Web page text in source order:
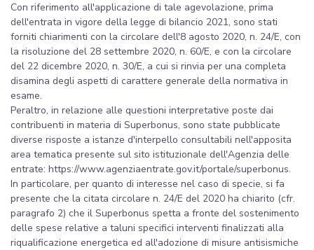
Con riferimento all'applicazione di tale agevolazione, prima
dell'entrata in vigore della legge di bilancio 2021, sono stati
forniti chiarimenti con la circolare dell'8 agosto 2020, n. 24/E, con
la risoluzione del 28 settembre 2020, n. 60/E, e con la circolare
del 22 dicembre 2020, n. 30/E, a cui si rinvia per una completa
disamina degli aspetti di carattere generale della normativa in
esame.
Peraltro, in relazione alle questioni interpretative poste dai
contribuenti in materia di Superbonus, sono state pubblicate
diverse risposte a istanze d'interpello consultabili nell'apposita
area tematica presente sul sito istituzionale dell'Agenzia delle
entrate: https://www.agenziaentrate.gov.it/portale/superbonus.
In particolare, per quanto di interesse nel caso di specie, si fa
presente che la citata circolare n. 24/E del 2020 ha chiarito (cfr.
paragrafo 2) che il Superbonus spetta a fronte del sostenimento
delle spese relative a taluni specifici interventi finalizzati alla
riqualificazione energetica ed all'adozione di misure antisismiche